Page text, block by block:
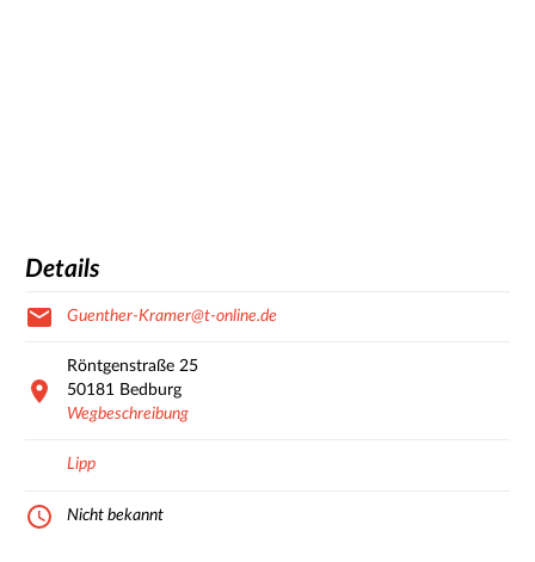
Details
Guenther-Kramer@t-online.de
Röntgenstraße 25
50181 Bedburg
Wegbeschreibung
Lipp
Nicht bekannt